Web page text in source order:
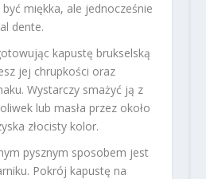
miękka, ale jednocześnie
dente.
kapustę brukselską
jej chrupkości oraz
Wystarczy smażyć ją z
lub masła przez około
złocisty kolor.
pysznym sposobem jest
Pokrój kapustę na